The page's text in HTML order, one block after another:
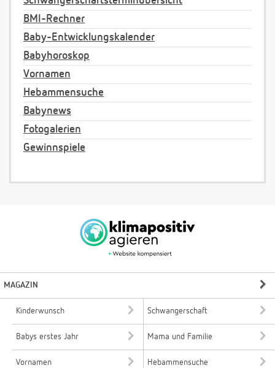
BMI-Rechner
Baby-Entwicklungskalender
Babyhoroskop
Vornamen
Hebammensuche
Babynews
Fotogalerien
Gewinnspiele
MAGAZIN
Kinderwunsch Schwangerschaft
Babys erstes Jahr Mama und Familie
Vornamen Hebammensuche